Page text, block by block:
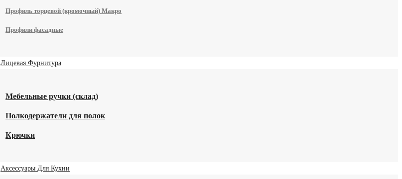
Профиль торцевой (кромочный) Макро
Профили фасадные
Лицевая Фурнитура
Мебельные ручки (склад)
Полкодержатели для полок
Крючки
Аксессуары Для Кухни